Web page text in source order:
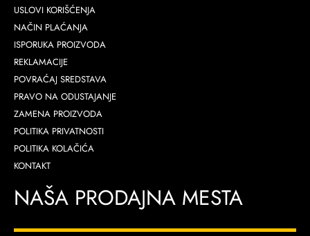
USLOVI KORIŠĆENJA
NAČIN PLAĆANJA
ISPORUKA PROIZVODA
REKLAMACIJE
POVRAĆAJ SREDSTAVA
PRAVO NA ODUSTAJANJE
ZAMENA PROIZVODA
POLITIKA PRIVATNOSTI
POLITIKA KOLAČIĆA
KONTAKT
NAŠA PRODAJNA MESTA